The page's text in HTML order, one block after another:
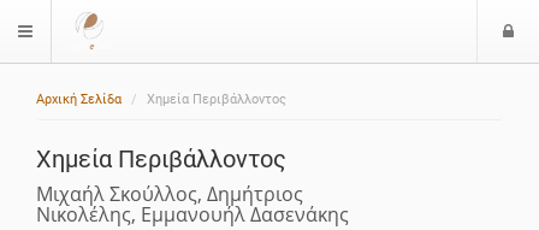
$langMenu
Αρχική Σελίδα Χημεία Περιβάλλοντος
Χημεία Περιβάλλοντος
Μιχαήλ Σκούλλος, Δημήτριος
Νικολέλης, Εμμανουήλ Δασενάκης